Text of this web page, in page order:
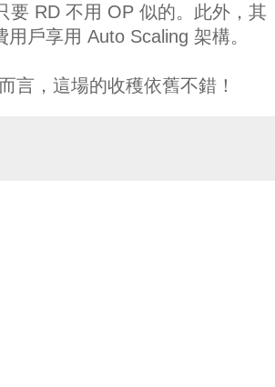
要 RD 不用 OP 似的。此外，其
戶享用 Auto Scaling 架構。
言，這場的收穫依舊不錯！